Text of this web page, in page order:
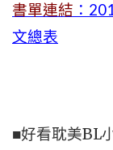
書單連結 ：
文總表
■好看耽美BL